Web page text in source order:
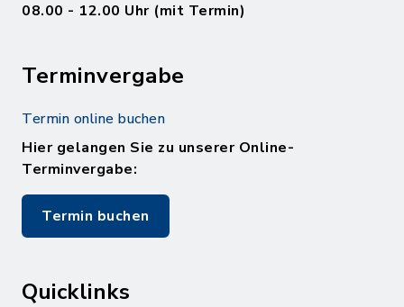
08.00 - 12.00 Uhr (mit Termin)
Terminvergabe
Termin online buchen
Hier gelangen Sie zu unserer Online-
Terminvergabe:
Termin buchen
Quicklinks